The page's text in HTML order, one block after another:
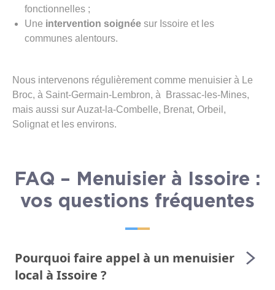
fonctionnelles ;
Une intervention soignée sur Issoire et les
communes alentours.
Nous intervenons régulièrement comme menuisier à Le
Broc, à Saint-Germain-Lembron, à Brassac-les-Mines,
mais aussi sur Auzat-la-Combelle, Brenat, Orbeil,
Solignat et les environs.
FAQ – Menuisier à Issoire :
vos questions fréquentes
Pourquoi faire appel à un menuisier
local à Issoire ?